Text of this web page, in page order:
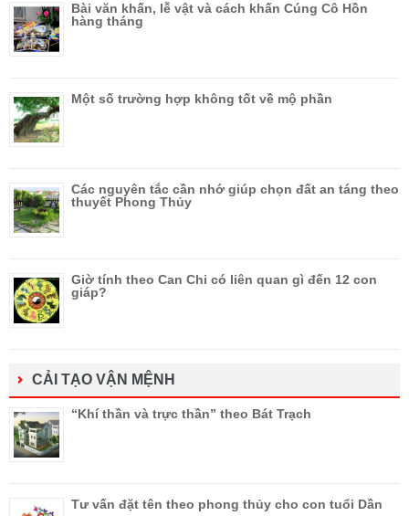
Bài văn khấn, lễ vật và cách khấn Cúng Cô Hồn
hàng tháng
Một số trường hợp không tốt về mộ phần
Các nguyên tắc cần nhớ giúp chọn đất an táng theo
thuyết Phong Thủy
Giờ tính theo Can Chi có liên quan gì đến 12 con
giáp?
CẢI TẠO VẬN MỆNH
“Khí thần và trực thần” theo Bát Trạch
Tư vấn đặt tên theo phong thủy cho con tuổi Dần